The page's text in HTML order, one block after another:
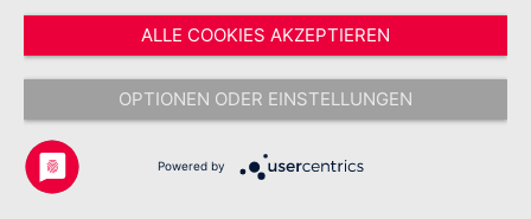
InformationenALLE COOKIES AKZEPTIEREN
OPTIONEN ODER EINSTELLUNGEN
Powered by